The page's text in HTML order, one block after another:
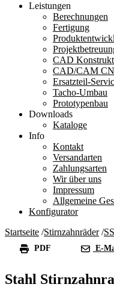
Leistungen
Berechnungen
Fertigung
CAD
CAD/CAM
Ersatzteil-
Tacho-Umbau
Prototypenbau
Downloads
Kataloge
Info
Kontakt
Versandarten
Zahlungsarten
Wir über uns
Impressum
Allgemeine
Konfigurator
Startseite /Stirnzahnräder/
PDF E-
Stahl